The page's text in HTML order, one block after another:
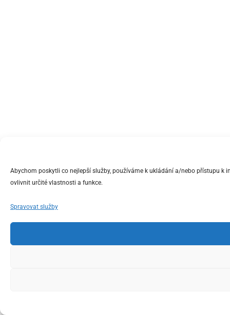
Abychom poskytli co nejlepší služby, používáme k ukládání a/nebo přístupu
ovlivnit určité vlastnosti a funkce.
Spravovat služby